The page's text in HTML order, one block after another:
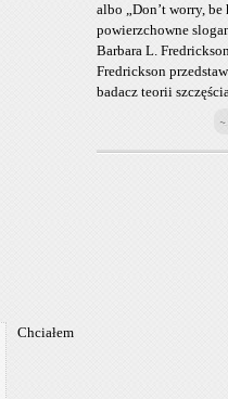
albo „Don’t worry, be
powierzchowne
Barbara L.
Fredrickson
badacz teorii
Chciałem